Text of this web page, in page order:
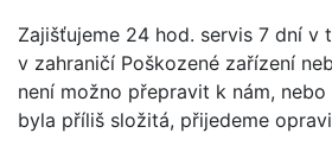
Zajišťujeme 24 hod. servis 7 dní v
v zahraničí Poškozené zařízení
není možno přepravit k nám,
byla příliš složitá, přijedeme